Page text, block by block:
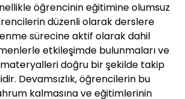
öğrencinin eğitimine olumsuz
düzenli olarak derslere
sürecine aktif olarak dahil
etkileşimde bulunmaları ve
doğru bir şekilde takip
Devamsızlık, öğrencilerin bu
kalmasına ve eğitimlerinin